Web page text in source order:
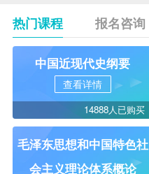
热门课程 报名咨询
中国近现代史纲要
查看详情
14888人已购买
毛泽东思想和中国特色社
会主义理论体系概论